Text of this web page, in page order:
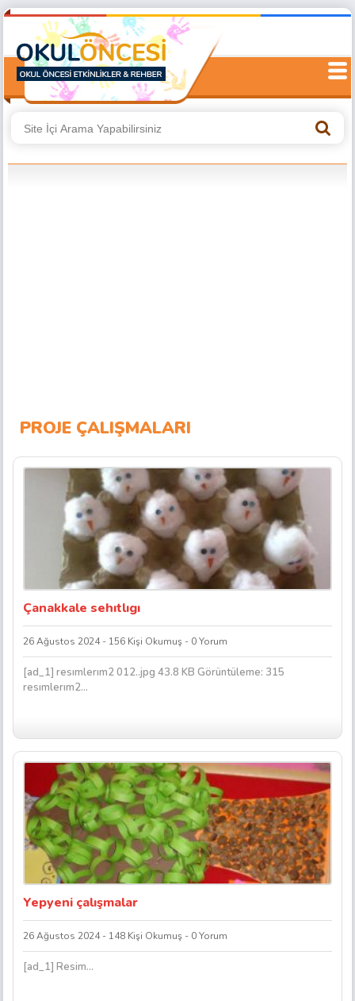
PROJE ÇALIŞMALARI
Çanakkale sehıtlıgı
26 Ağustos 2024 - 156 Kişi Okumuş - 0 Yorum
[ad_1] resımlerım2 012..jpg 43.8 KB Görüntüleme: 315
resımlerım2...
Yepyeni çalışmalar
26 Ağustos 2024 - 148 Kişi Okumuş - 0 Yorum
[ad_1] Resim...